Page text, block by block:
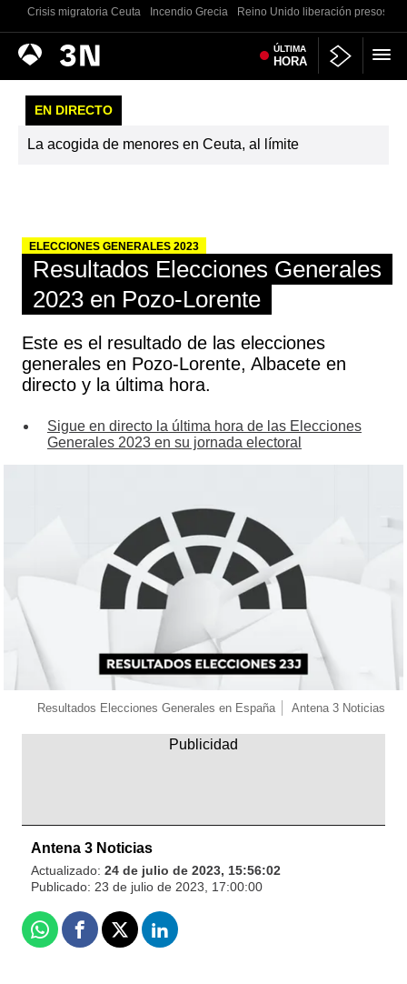
Crisis migratoria Ceuta Incendio Grecia Reino Unido liberación presos
Antena
3
Noticias ÚLTIMA
HORA
EN DIRECTO
La acogida de menores en Ceuta, al límite
ELECCIONES GENERALES 2023
Resultados Elecciones Generales
2023 en Pozo-Lorente
Este es el resultado de las elecciones
generales en Pozo-Lorente, Albacete en
directo y la última hora.
Sigue en directo la última hora de las Elecciones
Generales 2023 en su jornada electoral
Resultados Elecciones Generales en España Antena 3 Noticias
Antena 3 Noticias
Actualizado: 24 de julio de 2023, 15:56:02
Publicado: 23 de julio de 2023, 17:00:00
WhatsappFacebook
X Linkedin